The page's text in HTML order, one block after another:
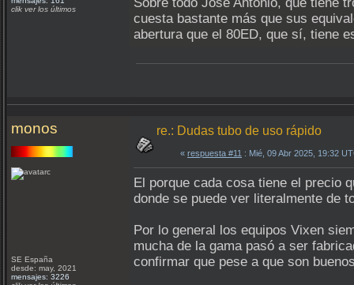
clik ver los últimos
cuesta bastante más que sus
abertura que el 80ED, que sí, tiene
monos
SE España
desde: may, 2021
mensajes: 3226
re.: Dudas tubo de uso rápido
« respuesta #11 : Mié, 09 Abr 2025, 19:32
El porque cada cosa tiene el precio
donde se puede ver literalmente de
Por lo general los equipos Vixen
mucha de la gama pasó a ser
confirmar que pese a que son